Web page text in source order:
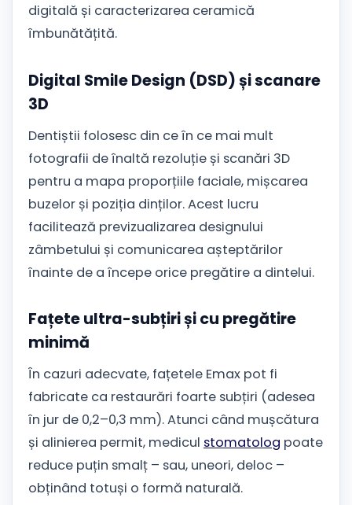
digitală și caracterizarea ceramică
îmbunătățită.
Digital Smile Design (DSD) și scanare
3D
Dentiștii folosesc din ce în ce mai mult
fotografii de înaltă rezoluție și scanări 3D
pentru a mapa proporțiile faciale, mișcarea
buzelor și poziția dinților. Acest lucru
facilitează previzualizarea designului
zâmbetului și comunicarea așteptărilor
înainte de a începe orice pregătire a dintelui.
Fațete ultra-subțiri și cu pregătire
minimă
În cazuri adecvate, fațetele Emax pot fi
fabricate ca restaurări foarte subțiri (adesea
în jur de 0,2–0,3 mm). Atunci când mușcătura
și alinierea permit, medicul stomatolog poate
reduce puțin smalț – sau, uneori, deloc –
obținând totuși o formă naturală.